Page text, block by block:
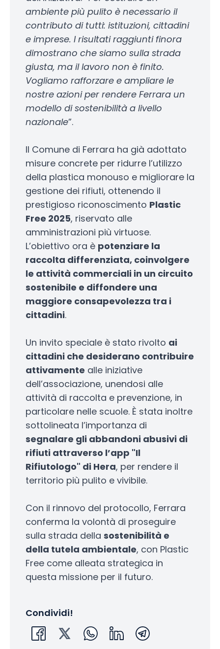
ambiente più pulito è necessario il
contributo di tutti: istituzioni, cittadini
e imprese. I risultati raggiunti finora
dimostrano che siamo sulla strada
giusta, ma il lavoro non è finito.
Vogliamo rafforzare e ampliare le
nostre azioni per rendere Ferrara un
modello di sostenibilità a livello
nazionale”.
Il Comune di Ferrara ha già adottato
misure concrete per ridurre l’utilizzo
della plastica monouso e migliorare la
gestione dei rifiuti, ottenendo il
prestigioso riconoscimento Plastic
Free 2025, riservato alle
amministrazioni più virtuose.
L’obiettivo ora è potenziare la
raccolta differenziata, coinvolgere
le attività commerciali in un circuito
sostenibile e diffondere una
maggiore consapevolezza tra i
cittadini.
Un invito speciale è stato rivolto ai
cittadini che desiderano contribuire
attivamente alle iniziative
dell’associazione, unendosi alle
attività di raccolta e prevenzione, in
particolare nelle scuole. È stata inoltre
sottolineata l’importanza di
segnalare gli abbandoni abusivi di
rifiuti attraverso l’app "Il
Rifiutologo" di Hera, per rendere il
territorio più pulito e vivibile.
Con il rinnovo del protocollo, Ferrara
conferma la volontà di proseguire
sulla strada della sostenibilità e
della tutela ambientale, con Plastic
Free come alleata strategica in
questa missione per il futuro.
Condividi!